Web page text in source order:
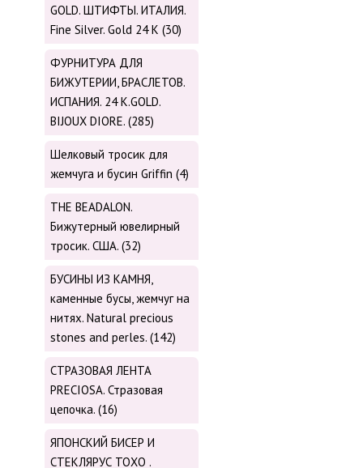
GOLD. ШТИФТЫ. ИТАЛИЯ.
Fine Silver. Gold 24 K (30)
ФУРНИТУРА ДЛЯ
БИЖУТЕРИИ, БРАСЛЕТОВ.
ИСПАНИЯ. 24 K.GOLD.
BIJOUX DIORE. (285)
Шелковый тросик для
жемчуга и бусин Griffin (4)
THE BEADALON.
Бижутерный ювелирный
тросик. США. (32)
БУСИНЫ ИЗ КАМНЯ,
каменные бусы, жемчуг на
нитях. Natural precious
stones and perles. (142)
СТРАЗОВАЯ ЛЕНТА
PRECIOSA. Стразовая
цепочка. (16)
ЯПОНСКИЙ БИСЕР И
СТЕКЛЯРУС TOХО .